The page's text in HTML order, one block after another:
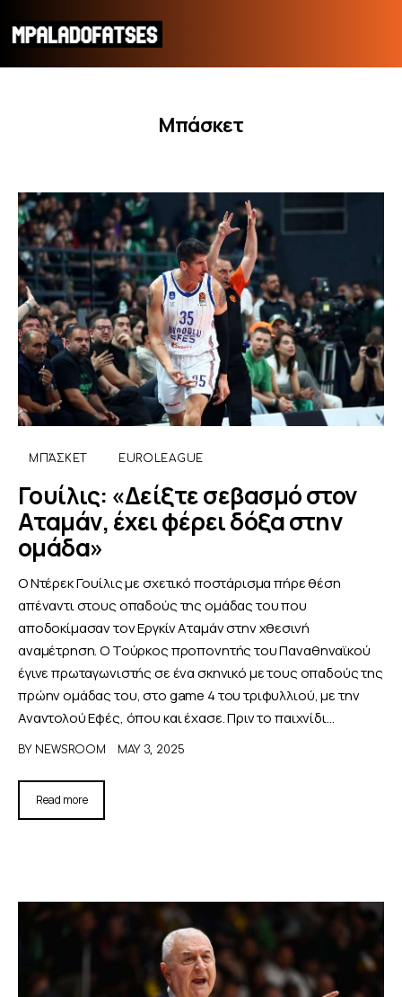
ΜΟΥΝΤΙΑΛ 2026
ΜΠΑΣΚΕΤ
ΣΠΟΡ
ΣΥΝΕΝΤΕΥΞΕΙΣ
BLOGS
BEYOND SPORTS
MEET THE TEAM
Μπάσκετ
ΜΠΆΣΚΕΤ EUROLEAGUE
Γουίλις: «Δείξτε σεβασμό στον
Αταμάν, έχει φέρει δόξα στην
ομάδα»
Ο Ντέρεκ Γουίλις με σχετικό ποστάρισμα πήρε θέση
απέναντι στους οπαδούς της ομάδας του που
αποδοκίμασαν τον Εργκίν Αταμάν στην χθεσινή
αναμέτρηση. Ο Τούρκος προπονητής του Παναθηναϊκού
έγινε πρωταγωνιστής σε ένα σκηνικό με τους οπαδούς της
πρώην ομάδας του, στο game 4 του τριφυλλιού, με την
Αναντολού Εφές, όπου και έχασε. Πριν το παιχνίδι…
BY NEWSROOM MAY 3, 2025
Read more